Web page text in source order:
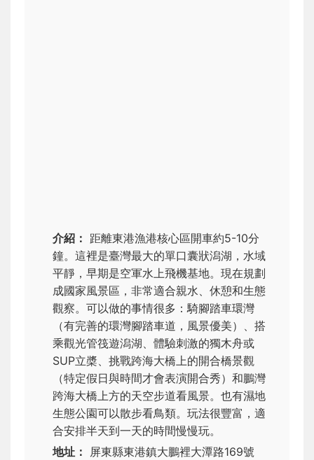
介紹： 距離東港漁港核心區開車約5-10分
鐘。這裡是臺灣最大的單口囊狀潟湖，水域
平靜，早期是空軍水上飛機基地。現在規劃
成國家風景區，非常適合親水、休憩和生態
觀察。可以做的事情很多：騎腳踏車環灣
（有完善的環灣腳踏車道，風景優美）、搭
乘觀光管筏遊潟湖、體驗刺激的獨木舟或
SUP立槳、挑戰跨海大橋上的開合橋景觀
（特定假日與時間才會表演開合秀）和鵬灣
跨海大橋上方的天空步道看風景。也有濕地
生態公園可以散步看鳥類。玩法很豐富，適
合安排半天到一天的時間慢慢玩。
地址：
屏東縣東港鎮大鵬裡大潭路169號